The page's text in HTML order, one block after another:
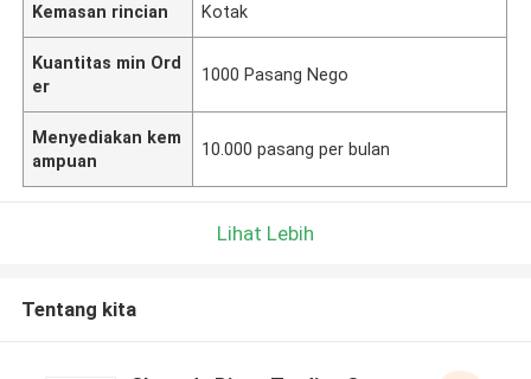
Kemasan rincian Kotak
Kuantitas min Ord
er
1000 Pasang Nego
Menyediakan kem
ampuan
10.000 pasang per bulan
Lihat Lebih
Tentang kita